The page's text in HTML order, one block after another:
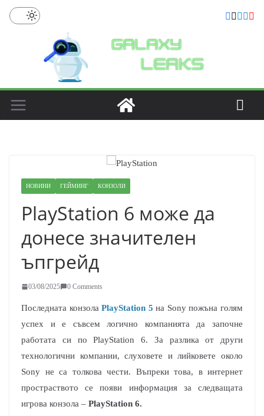
Skip
НОВИНИ ГЕЙМИНГ КОНЗОЛИ
PlayStation 6 може да
донесе значителен
ъпгрейд
03/08/2025 0 Comments
Последната конзолаPlayStation 5 на Sony пожъна голям
успех и е съвсем логично компанията да започне
работата си по PlayStation 6. За разлика от други
технологични компании, слуховете и лийковете около
Sony не са толкова чести. Въпреки това, в интернет
простраството се появи информация за следващата
игрова конзола – PlayStation 6.